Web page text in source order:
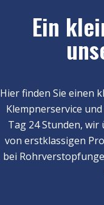
Ein
Hier finden Sie einen
Klempnerservice
Tag 24 Stunden,
von erstklassigen
bei